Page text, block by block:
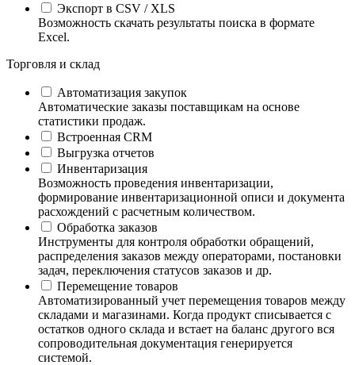
Экспорт в CSV / XLS
Возможность скачать результаты поиска в формате
Excel.
Торговля и склад
Автоматизация закупок
Автоматические заказы поставщикам на основе
статистики продаж.
Встроенная CRM
Выгрузка отчетов
Инвентаризация
Возможность проведения инвентаризации,
формирование инвентаризационной описи и документа
расхождений с расчетным количеством.
Обработка заказов
Инструменты для контроля обработки обращений,
распределения заказов между операторами, постановки
задач, переключения статусов заказов и др.
Перемещение товаров
Автоматизированный учет перемещения товаров между
складами и магазинами. Когда продукт списывается с
остатков одного склада и встает на баланс другого вся
сопроводительная документация генерируется
системой.